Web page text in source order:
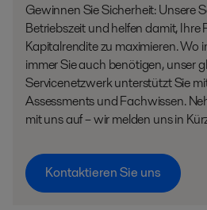
Gewinnen Sie Sicherheit: Unsere
Betriebszeit und helfen damit,
Kapitalrendite zu maximieren. Wo
immer Sie auch benötigen, unser
Servicenetzwerk unterstützt Sie
Assessments und Fachwissen.
mit uns auf – wir melden uns in
Kontaktieren Sie uns